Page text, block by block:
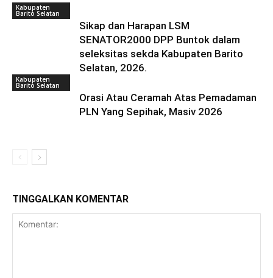
Kabupaten
Barito Selatan
Sikap dan Harapan LSM
SENATOR2000 DPP Buntok dalam
seleksitas sekda Kabupaten Barito
Selatan, 2026.
Kabupaten
Barito Selatan
Orasi Atau Ceramah Atas Pemadaman
PLN Yang Sepihak, Masiv 2026
TINGGALKAN KOMENTAR